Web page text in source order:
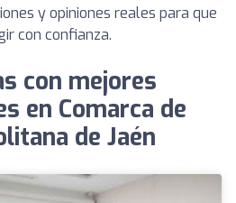
y opiniones reales para que
con confianza.
con mejores
en Comarca de
de Jaén